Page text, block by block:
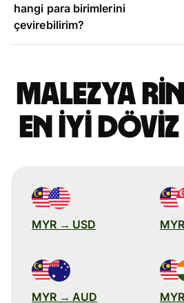
hangi para birimlerini
çevirebilirim?
Malezya
en iyi
MYR → USD
MYR → AUD